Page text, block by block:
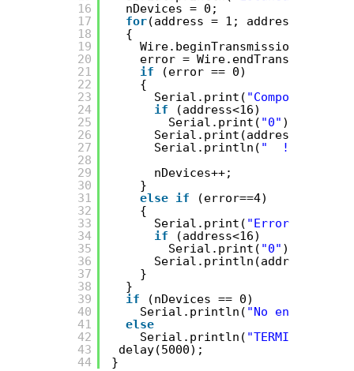
16
17
18
19
20
21
22
23
24
25
26
27
28
29
30
31
32
33
34
35
36
37
38
39
40
41
42
43
44
nDevices = 0;
for(address = 1; address < 127;
{
error =
if
(error == 0)
{
Serial.print( "Componente
if
(address<16)
Serial.print( "0" );
Serial.print(address,HEX);
Serial.println( "  !"
nDevices++;
}
else if
(error==4)
{
Serial.print( "Error en 0x"
if
(address<16)
Serial.print( "0" );
Serial.println(address,HEX);
}
}
if
(nDevices == 0)
Serial.println( "No encontré
else
Serial.println( "TERMINADO\n"
delay(5000);
}